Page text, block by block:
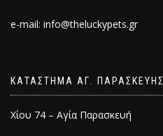
e-mail: info@theluckypets.gr
ΚΑΤΑΣΤΗΜΑ ΑΓ. ΠΑΡΑΣΚΕΥΗΣ
Χίου 74 – Αγία Παρασκευή